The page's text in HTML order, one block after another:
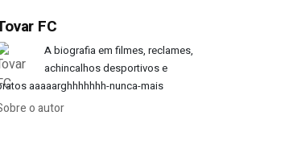
FC
A biografia em filmes, reclames,
achincalhos desportivos e
aaaaarghhhhhhh-nunca-mais
o autor